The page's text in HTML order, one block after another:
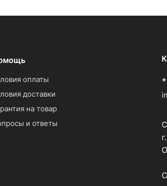
оплаты
доставки
на товар
и ответы